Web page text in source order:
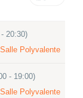
20:30)
Salle Polyvalente
- 19:00)
Salle Polyvalente